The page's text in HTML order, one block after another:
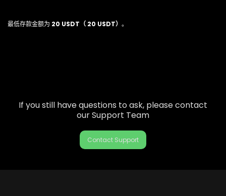
最低存款金额为 20 USDT（ 20 USDT） 。
If you still have questions to ask, please contact
our Support Team
Contact Support